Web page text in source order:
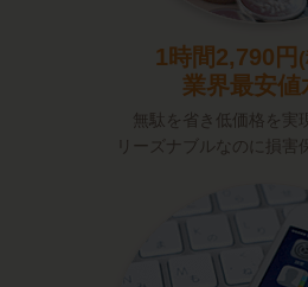
1時間2,790円
業界最安値
無駄を省き低価格を実
リーズナブルなのに
損